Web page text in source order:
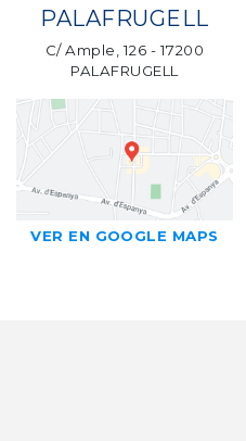
PALAFRUGELL
C/ Ample, 126 - 17200
PALAFRUGELL
VER EN GOOGLE MAPS